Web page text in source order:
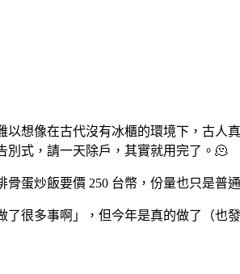
以想像在古代沒有冰櫃的環境下，古
別式，請一天除戶，其實就用完了。🫠
骨蛋炒飯要價 250 台幣，份量也只是
了很多事啊」，但今年是真的做了（